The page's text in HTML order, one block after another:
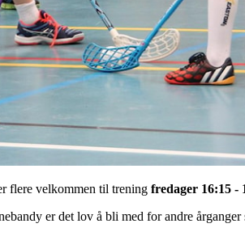
flere velkommen til trening fredager 16:15 -
er det lov å bli med for andre